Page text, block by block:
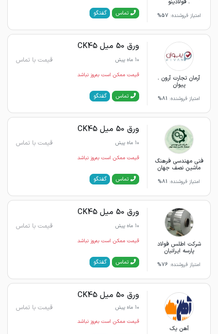
. فولادینو
امتیاز فروشنده: 57% تماس گفتگو
آرمان تجارت آرون .
پیوان
امتیاز فروشنده: 81%
ورق 50 میل CK45
10 ماه پیش قیمت با تماس
قیمت ممکن است به‌روز نباشد
تماس گفتگو
فنی مهندسی فرهنگ
ماشین نصف جهان
امتیاز فروشنده: 81%
ورق 50 میل CK45
10 ماه پیش قیمت با تماس
قیمت ممکن است به‌روز نباشد
تماس گفتگو
شرکت اطلس فولاد
پارسه ایرانیان
امتیاز فروشنده: 76%
ورق 50 میل CK45
10 ماه پیش قیمت با تماس
قیمت ممکن است به‌روز نباشد
تماس گفتگو
آهن یک
ورق 50 میل CK45
10 ماه پیش قیمت با تماس
قیمت ممکن است به‌روز نباشد